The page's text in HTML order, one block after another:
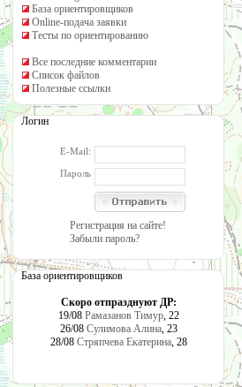
База ориентировщиков
Online-подача заявки
Тесты по ориентированию
Все последние комментарии
Список файлов
Полезные ссылки
Логин
E-Mail:
Пароль
Регистрация на сайте!
Забыли пароль?
База ориентировщиков
Скоро отпразднуют ДР:
19/08 Рамазанов Тимур, 22
26/08 Сулимова Алина, 23
28/08 Стряпчева Екатерина, 28